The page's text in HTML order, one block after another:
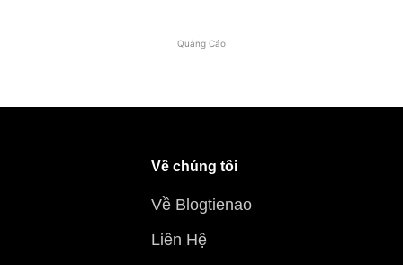
Quảng Cáo
Về chúng tôi
Về Blogtienao
Liên Hệ